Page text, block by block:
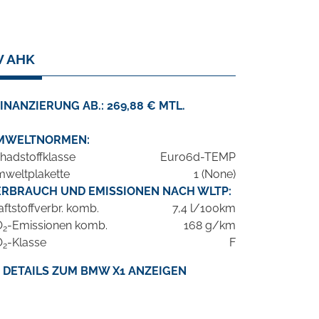
AHK
AB.: 269,88 € MTL.
Euro6d-TEMP
1 (None)
UND EMISSIONEN NACH WLTP:
komb.
7,4 l/100km
2-Emissionen komb.
168 g/km
2-Klasse F
DETAILS ZUM BMW X1 ANZEIGEN